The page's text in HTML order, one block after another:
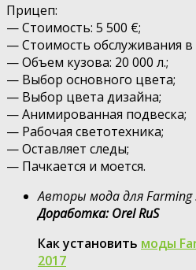
Прицеп:
— Стоимость: 5 500 €;
— Стоимость обслуживания в
— Объем кузова: 20 000 л.;
— Выбор основного цвета;
— Выбор цвета дизайна;
— Анимированная подвеска;
— Рабочая светотехника;
— Оставляет следы;
— Пачкается и моется.
Авторы мода для Farming
Доработка: Orel RuS
Как установить моды
2017